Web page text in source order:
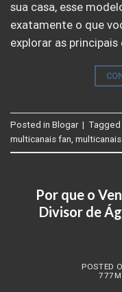
sua casa, esse
exatamente o que
explorar as
Posted in Blogar | Tagged
multicanais fan, multicanais
Por que o
Divisor de
POSTED